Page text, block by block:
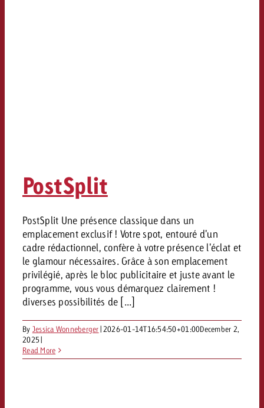
PostSplit
PostSplit Une présence classique dans un
emplacement exclusif ! Votre spot, entouré d'un
cadre rédactionnel, confère à votre présence l'éclat et
le glamour nécessaires. Grâce à son emplacement
privilégié, après le bloc publicitaire et juste avant le
programme, vous vous démarquez clairement !
diverses possibilités de [...]
By Jessica Wonneberger| 2026-01-14T16:54:50+01:00December 2,
2025|
Read More